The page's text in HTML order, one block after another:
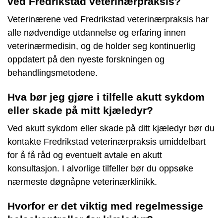
Veterinærene ved Fredrikstad veterinærpraksis har
alle nødvendige utdannelse og erfaring innen
veterinærmedisin, og de holder seg kontinuerlig
oppdatert på den nyeste forskningen og
behandlingsmetodene.
Hva bør jeg gjøre i tilfelle akutt sykdom
eller skade på mitt kjæledyr?
Ved akutt sykdom eller skade på ditt kjæledyr bør du
kontakte Fredrikstad veterinærpraksis umiddelbart
for å få råd og eventuelt avtale en akutt
konsultasjon. I alvorlige tilfeller bør du oppsøke
nærmeste døgnåpne veterinærklinikk.
Hvorfor er det viktig med regelmessige